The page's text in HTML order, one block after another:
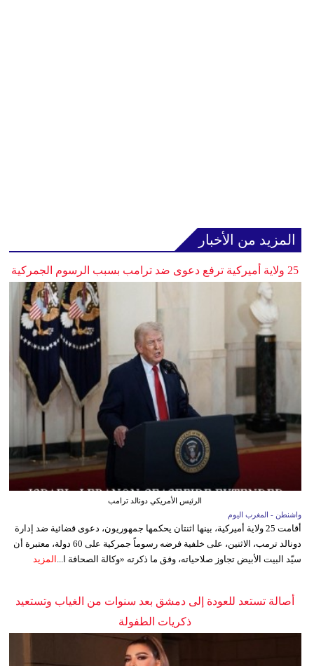
المزيد من الأخبار
25 ولاية أميركية ترفع دعوى ضد ترامب بسبب الرسوم الجمركية
الرئيس الأمريكي دونالد ترامب
واشنطن - المغرب اليوم
أقامت 25 ولاية أميركية، بينها اثنتان يحكمها جمهوريون، دعوى قضائية ضد إدارة
دونالد ترمب، الاثنين، على خلفية فرضه رسوماً جمركية على 60 دولة، معتبرة أن
سيّد البيت الأبيض تجاوز صلاحياته، وفق ما ذكرته «وكالة الصحافة ا...
المزيد
أصالة تستعد للعودة إلى دمشق بعد سنوات من الغياب وتستعيد
ذكريات الطفولة